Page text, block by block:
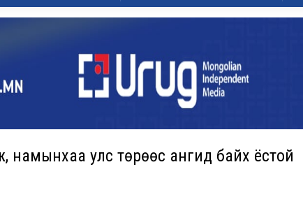
намынхаа улс төрөөс ангид байх ёстой